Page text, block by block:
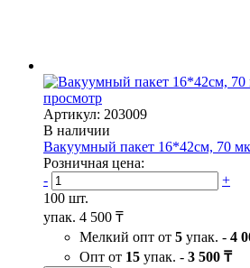
просмотр
Артикул: 203009
В наличии
Вакуумный пакет 16*42см, 70
Розничная цена:
-
+
100 шт.
упак. 4 500 ₸
Мелкий опт от 5 упак. - 4
Опт от 15 упак. - 3 500 ₸